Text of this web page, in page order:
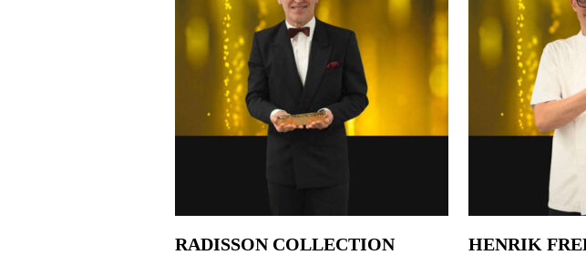
RADISSON COLLECTION
HENRIK